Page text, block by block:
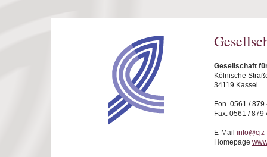
Gesellschaft
Kölnische
34119 Kassel
Fon 0561 / 879
Fax. 0561 / 879
E-Mail
Homepage